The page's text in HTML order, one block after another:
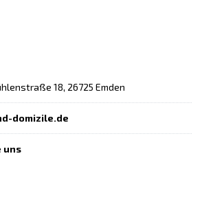
18, 26725 Emden
domizile.de
uns